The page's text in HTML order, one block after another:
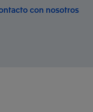
con nosotros